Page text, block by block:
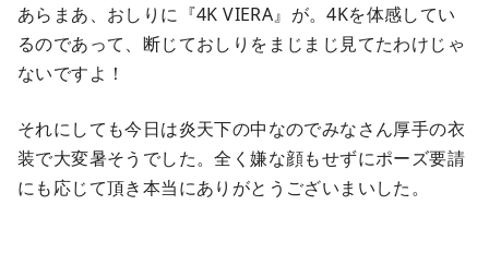
あらまあ、おしりに『4K VIERA』が。4Kを体感してい
るのであって、断じておしりをまじまじ見てたわけじゃ
ないですよ！
それにしても今日は炎天下の中なのでみなさん厚手の衣
装で大変暑そうでした。全く嫌な顔もせずにポーズ要請
にも応じて頂き本当にありがとうございまいした。